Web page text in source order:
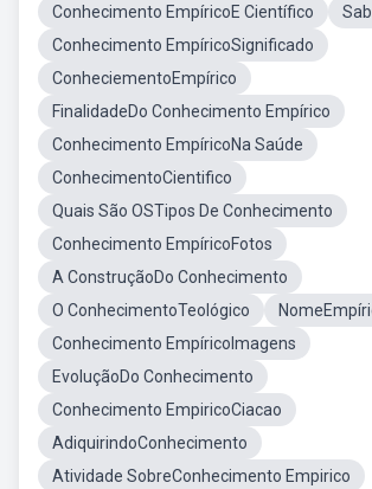
Conhecimento EmpíricoE Científico
Conhecimento EmpíricoSignificado
ConheciementoEmpírico
FinalidadeDo Conhecimento Empírico
Conhecimento EmpíricoNa Saúde
ConhecimentoCientifico
Quais São OSTipos De Conhecimento
Conhecimento EmpíricoFotos
A ConstruçãoDo Conhecimento
O ConhecimentoTeológico
Conhecimento EmpíricoImagens
EvoluçãoDo Conhecimento
Conhecimento EmpiricoCiacao
AdiquirindoConhecimento
Atividade SobreConhecimento Empirico